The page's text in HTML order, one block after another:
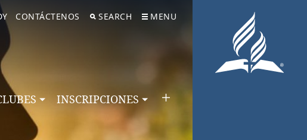
CONTÁCTENOS SEARCH MENU
INSCRIPCIONES